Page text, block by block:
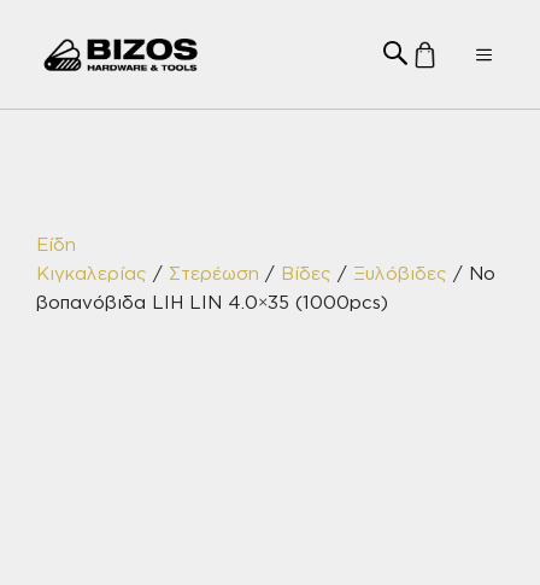
Menu
Είδη
Κιγκαλερίας / Στερέωση / Βίδες / Ξυλόβιδες / Νο
βοπανόβιδα LIH LIN 4.0×35 (1000pcs)